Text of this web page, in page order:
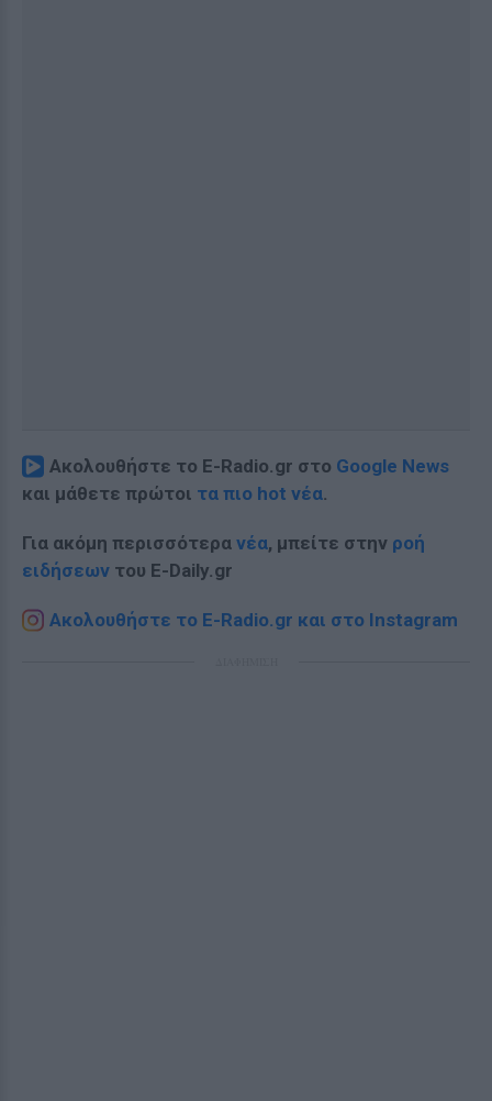
Ακολουθήστε το E-Radio.gr στο Google News
και μάθετε πρώτοι τα πιο hot νέα.
Για ακόμη περισσότερα νέα, μπείτε στην ροή
ειδήσεων του E-Daily.gr
Ακολουθήστε το E-Radio.gr και στο Instagram